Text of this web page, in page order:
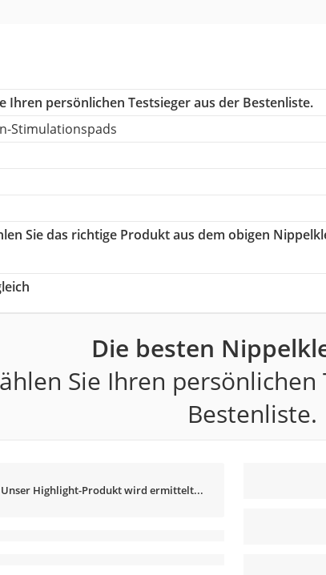
Ihren persönlichen Testsieger aus der Bestenliste.
Stimulationspads
Sie das richtige Produkt aus dem obigen
Die besten
Sie Ihren persönlichen
Bestenliste.
Unser Highlight-Produkt wird ermittelt...